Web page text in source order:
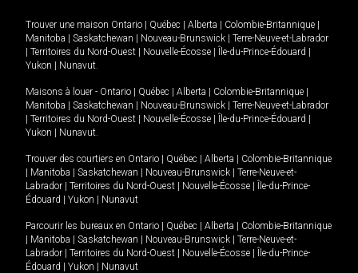
Trouver une maison Ontario Québec Alberta Colombie-Britannique
Manitoba
Saskatchewan Nouveau-Brunswick
Terre-Neuve-et-Labrador
Territoires du Nord-Ouest Nouvelle-Écosse Île-du-Prince-Édouard
Yukon
Nunavut.
Maisons à louer - Ontario Québec Alberta Colombie-Britannique
Manitoba
Saskatchewan Nouveau-Brunswick
Terre-Neuve-et-Labrador
Territoires du Nord-Ouest Nouvelle-Écosse Île-du-Prince-Édouard
Yukon
Nunavut.
Trouver des courtiers en Ontario Québec Alberta
Colombie-Britannique
Manitoba Saskatchewan Nouveau-Brunswick
Terre-Neuve-et-
Labrador
Territoires du Nord-Ouest Nouvelle-Écosse
Île-du-Prince-
Édouard
Yukon Nunavut
Parcourir les bureaux en Ontario Québec Alberta
Colombie-Britannique
Manitoba Saskatchewan Nouveau-Brunswick
Terre-Neuve-et-
Labrador
Territoires du Nord-Ouest Nouvelle-Écosse
Île-du-Prince-
Édouard
Yukon Nunavut